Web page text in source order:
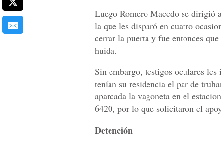
Luego Romero Macedo se dirigió
la que les disparó en cuatro
cerrar la puerta y fue entonces
huida.
Sin embargo, testigos oculares
tenían su residencia el par de
aparcada la vagoneta en el
6420, por lo que solicitaron el
Detención